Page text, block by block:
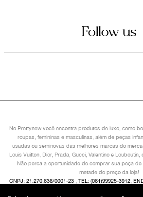
Follow us
No Prettynew você encontra produtos de luxo, como
roupas, femininas e masculinas, além de peças
usadas ou seminovas das melhores marcas do
Louis Vuitton, Dior, Prada, Gucci, Valentino e
Não perca a oportunidade de comprar sua peça
metade do preço da loja!
CNPJ: 21.270.636/0001-23 , TEL: (061)99925-3912,